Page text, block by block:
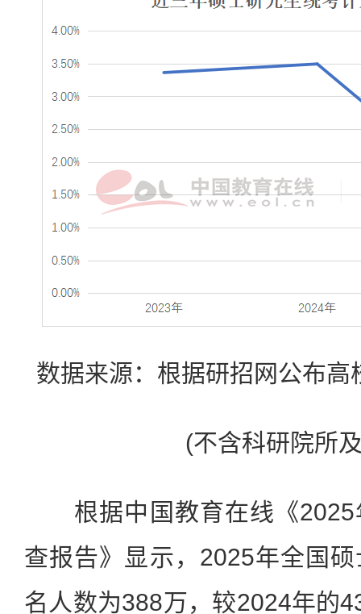
数据来源：根据研招网公布高
(不含科研院所
根据中国教育在线《2025
查报告》显示，2025年全国
名人数为388万，较2024年的